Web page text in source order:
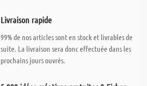
Livraison rapide
99% de nos articles sont en stock et livrables de
suite. La livraison sera donc effectuée dans les
prochains jours ouvrés.